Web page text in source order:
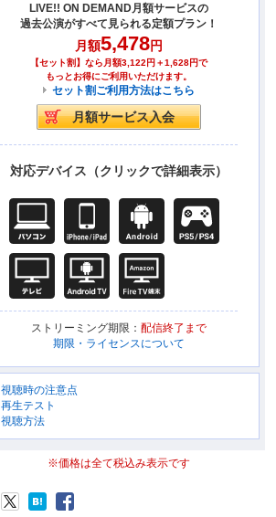
LIVE!! ON DEMAND月額サービスの
過去公演がすべて見られる定額プラン！
月額5,478円
【セット割】なら月額3,122円＋1,628円で
もっとお得にご利用いただけます。
セット割ご利用方法はこちら
対応デバイス（クリックで詳細表示）
ストリーミング期限： 配信終了まで
期限・ライセンスについて
視聴時の注意点
再生テスト
視聴方法
※価格は全て税込み表示です